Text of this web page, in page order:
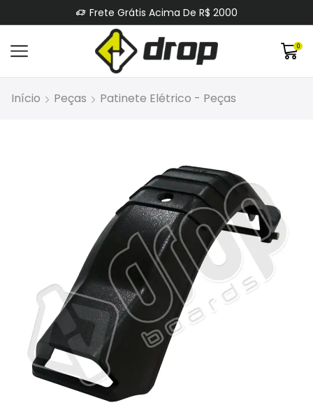
Frete Grátis Acima De R$ 2000
0
Início Peças Patinete Elétrico - Peças